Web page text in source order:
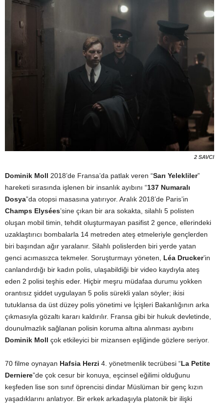
2 SAVCI
Dominik Moll 2018’de Fransa’da patlak veren “Sarı Yelekliler”
hareketi sırasında işlenen bir insanlık ayıbını “137 Numaralı
Dosya”da otopsi masasına yatırıyor. Aralık 2018’de Paris’in
Champs Elysées’sine çıkan bir ara sokakta, silahlı 5 polisten
oluşan mobil timin, tehdit oluşturmayan pasifist 2 gence, ellerindeki
uzaklaştırıcı bombalarla 14 metreden ateş etmeleriyle gençlerden
biri başından ağır yaralanır. Silahlı polislerden biri yerde yatan
genci acımasızca tekmeler. Soruşturmayı yöneten, Léa Drucker’in
canlandırdığı bir kadın polis, ulaşabildiği bir video kaydıyla ateş
eden 2 polisi teşhis eder. Hiçbir meşru müdafaa durumu yokken
orantısız şiddet uygulayan 5 polis sürekli yalan söyler; ikisi
tutuklansa da üst düzey polis yönetimi ve İçişleri Bakanlığının arka
çıkmasıyla gözaltı kararı kaldırılır. Fransa gibi bir hukuk devletinde,
dounulmazlık sağlanan polisin koruma altına alınması ayıbını
Dominik Moll çok etkileyici bir mizansen eşliğinde gözlere seriyor.
70 filme oynayan Hafsia Herzi 4. yönetmenlik tecrübesi “La Petite
Derniere”de çok cesur bir konuya, eşcinsel eğilimi olduğunu
keşfeden lise son sınıf öprencisi dindar Müslüman bir genç kızın
yaşadıklarını anlatıyor. Bir erkek arkadaşıyla platonik bir ilişki